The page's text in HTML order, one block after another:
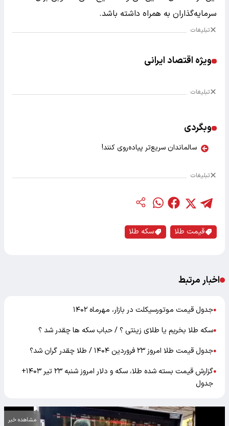
سرمایه‌گذاران به همراه داشته باشد.
تبلیغات
ویژه اقتصاد ایرانی
تبلیغات
وبگردی
سالماندان سریع‌تر پیاده‌روی کنند!
تبلیغات
قیمت طلا سکه طلا
اخبار مرتبط
●جدول قیمت موتورسیکلت در بازار، مهرماه ۱۴۰۲
●سکه طلا بخریم یا طلای زینتی ؟ / حباب سکه ها چقدر شد ؟
●جدول قیمت طلا امروز ۲۳ فروردین ۱۴۰۴ / طلا چقدر گران شد؟
●
گزارش قیمت بسته شده طلا، سکه و دلار امروز شنبه ۲۳ تیر ۱۴۰۳+
جدول
مشاهده خبر